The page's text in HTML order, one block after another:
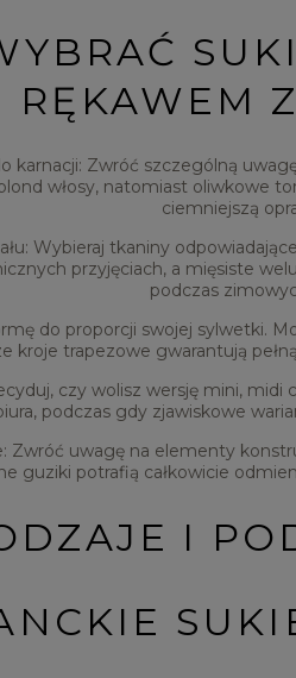
RĘKAWEM
karnacji: Zwróć szczególną
włosy, natomiast oliwkowe
ciemniejszą
Wybieraj tkaniny
przyjęciach, a mięsiste
podczas
do proporcji swojej sylwetki.
kroje trapezowe gwarantują
czy wolisz wersję mini, midi
podczas gdy zjawiskowe
Zwróć uwagę na elementy
guziki potrafią całkowicie
I